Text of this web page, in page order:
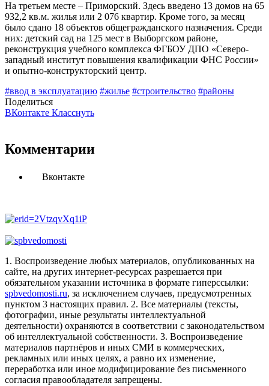
На третьем месте – Приморский. Здесь введено 13 домов на 65
932,2 кв.м. жилья или 2 076 квартир. Кроме того, за месяц
было сдано 18 объектов общегражданского назначения. Среди
них: детский сад на 125 мест в Выборгском районе,
реконструкция учебного комплекса ФГБОУ ДПО «Северо-
западный институт повышения квалификации ФНС России»
и опытно-конструкторский центр.
#ввод в эксплуатацию #жилье #строительство #районы
Поделиться
ВКонтакте Класснуть
Комментарии
Вконтакте
1. Воспроизведение любых материалов, опубликованных на
сайте, на других интернет-ресурсах разрешается при
обязательном указании источника в формате гиперссылки:
spbvedomosti.ru, за исключением случаев, предусмотренных
пунктом 3 настоящих правил. 2. Все материалы (тексты,
фотографии, иные результаты интеллектуальной
деятельности) охраняются в соответствии с законодательством
об интеллектуальной собственности. 3. Воспроизведение
материалов партнёров и иных СМИ в коммерческих,
рекламных или иных целях, а равно их изменение,
переработка или иное модифицирование без письменного
согласия правообладателя запрещены.